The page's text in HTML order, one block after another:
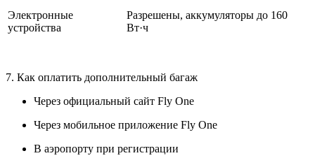
Электронные
устройства
Разрешены, аккумуляторы до 160
Вт·ч
7. Как оплатить дополнительный багаж
Через официальный сайт Fly One
Через мобильное приложение Fly One
В аэропорту при регистрации